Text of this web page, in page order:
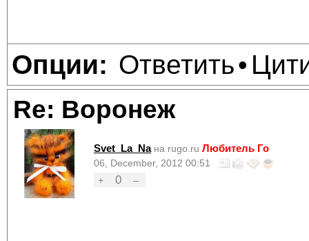
Опции: Ответить•
Re: Воронеж
Svet_La_Na на rugo.ru Любитель Го
06, December, 2012 00:51
+
0 –